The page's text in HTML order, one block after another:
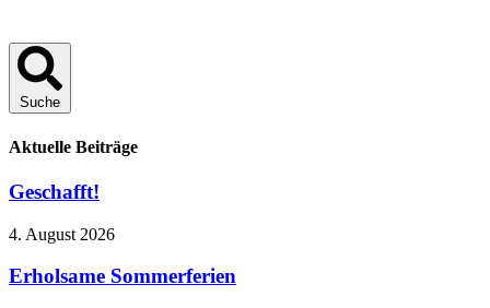
Suche
Aktuelle Beiträge
Geschafft!
4. August 2026
Erholsame Sommerferien